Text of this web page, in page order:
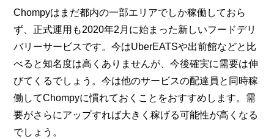
Chompyはまだ都内の一部エリアでしか稼働しておら
ず、正式運用も2020年2月に始まった新しいフードデリ
バリーサービスです。今はUberEATSや出前館などと比
べると知名度は高くありませんが、今後確実に需要は伸
びてくるでしょう。今は他のサービスの配達員と同時稼
働してChompyに慣れておくことをおすすめします。需
要がさらにアップすれば大きく稼げる可能性が高くなる
でしょう。